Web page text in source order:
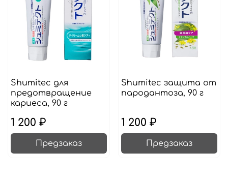
Shumitec для
предотвращение
кариеса, 90 г
1 200 ₽
Предзаказ
Shumitec защита от
пародантоза, 90 г
1 200 ₽
Предзаказ